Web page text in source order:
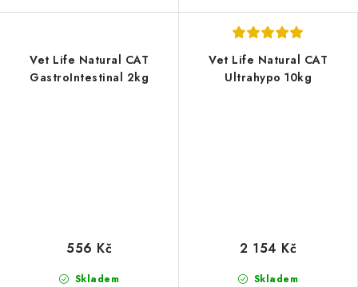
Vet Life Natural CAT
GastroIntestinal 2kg
Skladem
556 Kč
Vet Life Natural CAT
Ultrahypo 10kg
Skladem
2 154 Kč